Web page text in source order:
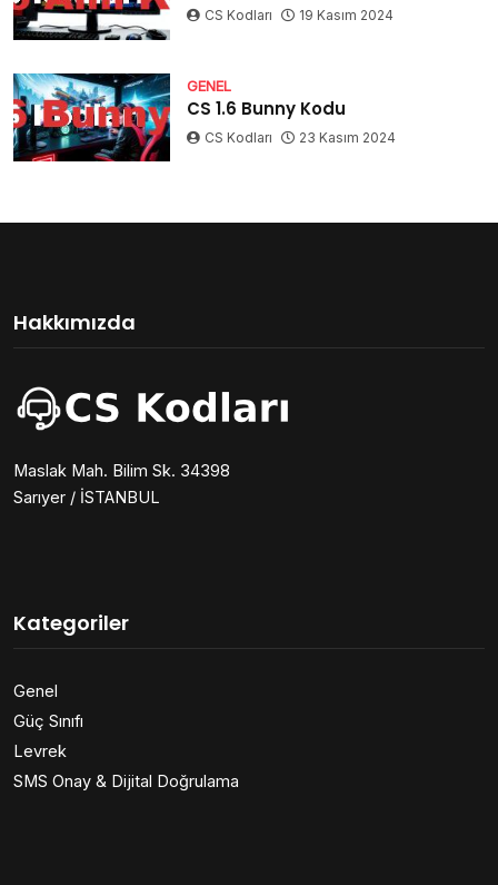
CS Kodları 19 Kasım 2024
GENEL
CS 1.6 Bunny Kodu
CS Kodları 23 Kasım 2024
Hakkımızda
Maslak Mah. Bilim Sk. 34398
Sarıyer / İSTANBUL
Kategoriler
Genel
Güç Sınıfı
Levrek
SMS Onay & Dijital Doğrulama